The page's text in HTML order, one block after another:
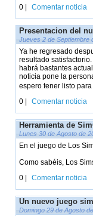
0 |
Comentar noticia
Presentacion del
Jueves 2 de Septiembre
Ya he regresado
resultado
habrá bastantes
noticia pone la
espero tener listo
0 |
Comentar noticia
Herramienta de
Lunes 30 de Agosto de
En el juego de Los
Como sabéis, Los
0 |
Comentar noticia
Un nuevo juego
Domingo 29 de Agosto